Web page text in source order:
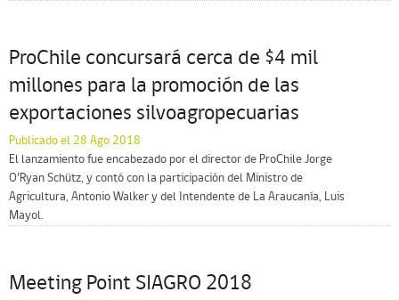
ProChile concursará cerca de $4 mil
millones para la promoción de las
exportaciones silvoagropecuarias
Publicado el 28 Ago 2018
El lanzamiento fue encabezado por el director de ProChile Jorge
O’Ryan Schütz, y contó con la participación del Ministro de
Agricultura, Antonio Walker y del Intendente de La Araucanía, Luis
Mayol.
Meeting Point SIAGRO 2018